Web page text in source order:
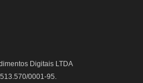
Digitais LTDA
0001-95.